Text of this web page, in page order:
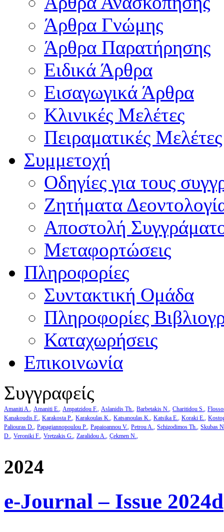
Άρθρα Γνώμης
Άρθρα Παρατήρησης
Ειδικά Άρθρα
Εισαγωγικά Άρθρα
Κλινικές Μελέτες
Πειραματικές Μελέτες
Συμμετοχή
Οδηγίες για τους
Ζητήματα
Αποστολή
Μεταφορτώσεις
Πληροφορίες
Συντακτική Ομάδα
Πληροφορίες
Καταχωρήσεις
Επικοινωνία
Συγγραφείς
Amaniti A. Amaniti E. Ampatzidou F. Aslanidis Th. Barbetakis N. Charitidou S.
Kanakoudis F. Karakosta P. Karakoulas K. Katsanoulas K. Katsika E. Koraki E.
Paliouras D. Papagiannopoulou P. Papaioannou V. Petrou A. Schizodimos Th. Skubas
D. Veroniki F. Vretzakis G. Zaralidou A. Çekmen N.
2024
e-Journal – Issue 2024d